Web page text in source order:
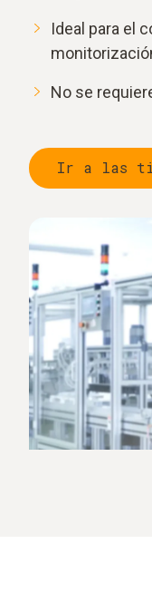
Ideal para el
No se
Ir a las